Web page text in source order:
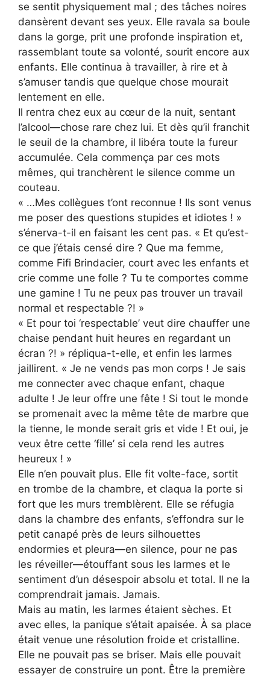
se sentit physiquement mal ; des tâches noires
dansèrent devant ses yeux. Elle ravala sa boule
dans la gorge, prit une profonde inspiration et,
rassemblant toute sa volonté, sourit encore aux
enfants. Elle continua à travailler, à rire et à
s’amuser tandis que quelque chose mourait
lentement en elle.
Il rentra chez eux au cœur de la nuit, sentant
l’alcool—chose rare chez lui. Et dès qu’il franchit
le seuil de la chambre, il libéra toute la fureur
accumulée. Cela commença par ces mots
mêmes, qui tranchèrent le silence comme un
couteau.
« …Mes collègues t’ont reconnue ! Ils sont venus
me poser des questions stupides et idiotes ! »
s’énerva-t-il en faisant les cent pas. « Et qu’est-
ce que j’étais censé dire ? Que ma femme,
comme Fifi Brindacier, court avec les enfants et
crie comme une folle ? Tu te comportes comme
une gamine ! Tu ne peux pas trouver un travail
normal et respectable ?! »
« Et pour toi ‘respectable’ veut dire chauffer une
chaise pendant huit heures en regardant un
écran ?! » répliqua-t-elle, et enfin les larmes
jaillirent. « Je ne vends pas mon corps ! Je sais
me connecter avec chaque enfant, chaque
adulte ! Je leur offre une fête ! Si tout le monde
se promenait avec la même tête de marbre que
la tienne, le monde serait gris et vide ! Et oui, je
veux être cette ‘fille’ si cela rend les autres
heureux ! »
Elle n’en pouvait plus. Elle fit volte-face, sortit
en trombe de la chambre, et claqua la porte si
fort que les murs tremblèrent. Elle se réfugia
dans la chambre des enfants, s’effondra sur le
petit canapé près de leurs silhouettes
endormies et pleura—en silence, pour ne pas
les réveiller—étouffant sous les larmes et le
sentiment d’un désespoir absolu et total. Il ne la
comprendrait jamais. Jamais.
Mais au matin, les larmes étaient sèches. Et
avec elles, la panique s’était apaisée. À sa place
était venue une résolution froide et cristalline.
Elle ne pouvait pas se briser. Mais elle pouvait
essayer de construire un pont. Être la première